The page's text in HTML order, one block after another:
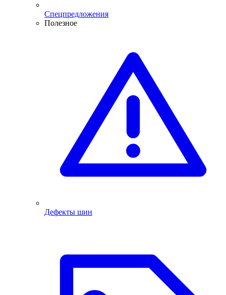
Спецпредложения
Полезное
Дефекты шин